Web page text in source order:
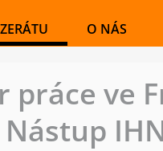
O NÁS
práce ve